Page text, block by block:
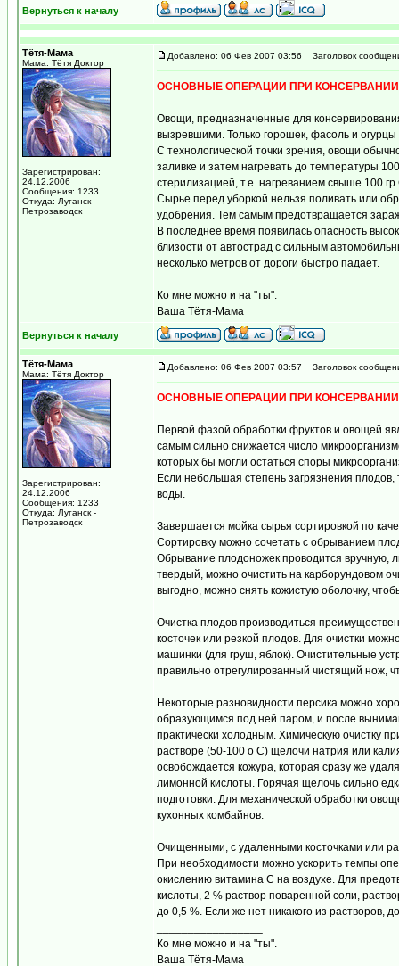
Вернуться к началу
Тётя-Мама
Мама: Тётя Доктор
Зарегистрирован:
24.12.2006
Сообщения: 1233
Откуда: Луганск -
Петрозаводск
Добавлено: 06 Фев 2007 03:56 Заголовок
ОСНОВНЫЕ ОПЕРАЦИИ ПРИ
Овощи, предназначенные для
вызревшими. Только горошек, фасоль и
С технологической точки зрения, овощи
заливке и затем нагревать до температуры
стерилизацией, т.е. нагреванием свыше 100
Сырье перед уборкой нельзя поливать или
удобрения. Тем самым предотвращается
В последнее время появилась опасность
близости от автострад с сильным
несколько метров от дороги быстро падает.
Ко мне можно и на "ты".
Ваша Тётя-Мама
Вернуться к началу
Тётя-Мама
Мама: Тётя Доктор
Зарегистрирован:
24.12.2006
Сообщения: 1233
Откуда: Луганск -
Петрозаводск
Добавлено: 06 Фев 2007 03:57 Заголовок
ОСНОВНЫЕ ОПЕРАЦИИ ПРИ
Первой фазой обработки фруктов и овощей
самым сильно снижается число
которых бы могли остаться споры
Если небольшая степень загрязнения
воды.
Завершается мойка сырья сортировкой по
Сортировку можно сочетать с обрыванием
Обрывание плодоножек проводится вручную,
твердый, можно очистить на карборундовом
выгодно, можно снять кожистую оболочку,
Очистка плодов производиться
косточек или резкой плодов. Для очистки
машинки (для груш, яблок). Очистительные
правильно отрегулированный чистящий нож,
Некоторые разновидности персика можно
образующимся под ней паром, и после
практически холодным. Химическую очистку
растворе (50-100 o C) щелочи натрия или
освобождается кожура, которая сразу же
лимонной кислоты. Горячая щелочь сильно
подготовки. Для механической обработки
кухонных комбайнов.
Очищенными, с удаленными косточками или
При необходимости можно ускорить темпы
окислению витамина C на воздухе. Для
кислоты, 2 % раствор поваренной соли,
до 0,5 %. Если же нет никакого из растворов,
Ко мне можно и на "ты".
Ваша Тётя-Мама